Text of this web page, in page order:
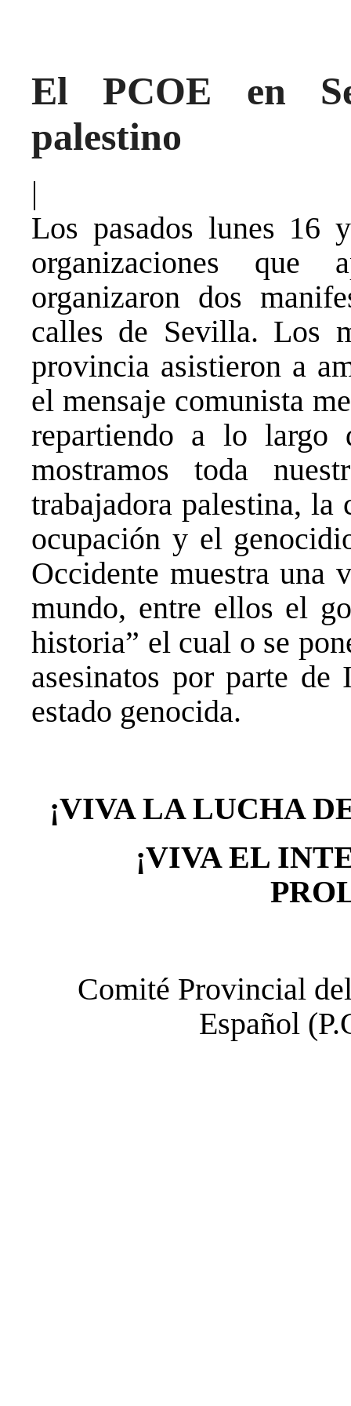
El PCOE en
palestino
|
Los pasados lunes 16
organizaciones que
organizaron dos
calles de Sevilla. Los
provincia asistieron a
el mensaje comunista
repartiendo a lo largo
mostramos toda
trabajadora palestina, la
ocupación y el
Occidente muestra una
mundo, entre ellos el
historia” el cual o se
asesinatos por parte
estado genocida.
¡VIVA LA LUCHA
¡VIVA EL
Comité Provincial
Español